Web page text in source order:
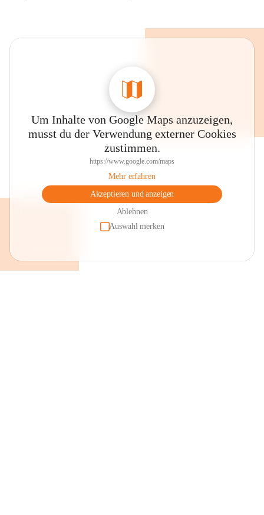
Um Inhalte von Google Maps anzuzeigen,
musst du der Verwendung externer Cookies
zustimmen.
https://www.google.com/maps
Mehr erfahren
Akzeptieren und anzeigen
Ablehnen
Auswahl merken